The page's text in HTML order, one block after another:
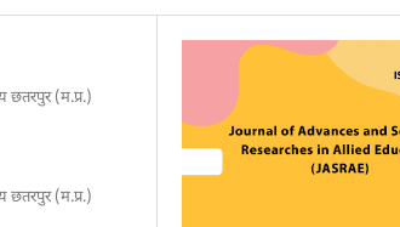
छतरपुर (म.प्र.)
छतरपुर (म.प्र.)